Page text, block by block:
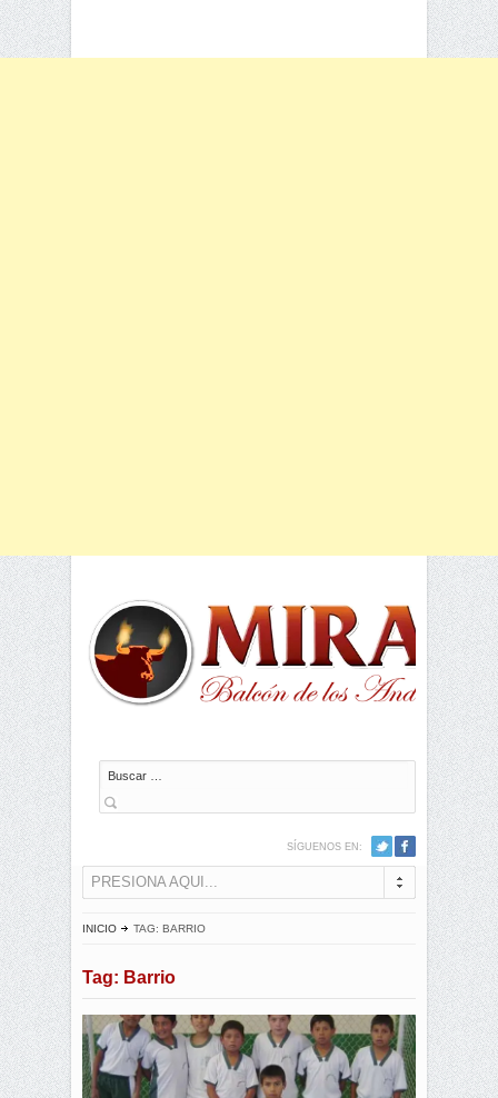
Buscar
SÍGUENOS EN:
PRESIONA AQUI...
INICIO TAG: BARRIO
Tag: Barrio